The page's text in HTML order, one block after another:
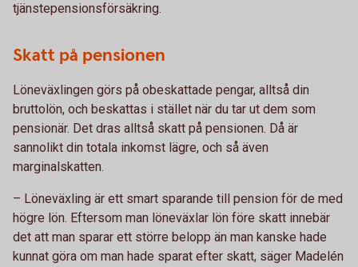
tjänstepensionsförsäkring.
Skatt på pensionen
Löneväxlingen görs på obeskattade pengar, alltså din
bruttolön, och beskattas i stället när du tar ut dem som
pensionär. Det dras alltså skatt på pensionen. Då är
sannolikt din totala inkomst lägre, och så även
marginalskatten.
– Löneväxling är ett smart sparande till pension för de med
högre lön. Eftersom man löneväxlar lön före skatt innebär
det att man sparar ett större belopp än man kanske hade
kunnat göra om man hade sparat efter skatt, säger Madelén